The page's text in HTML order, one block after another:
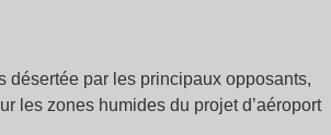
désertée par les principaux opposants,
les zones humides du projet d’aéroport